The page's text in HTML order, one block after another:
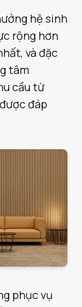
hệ sinh
rộng hơn
và đặc
tâm
cầu từ
đáp
phục vụ